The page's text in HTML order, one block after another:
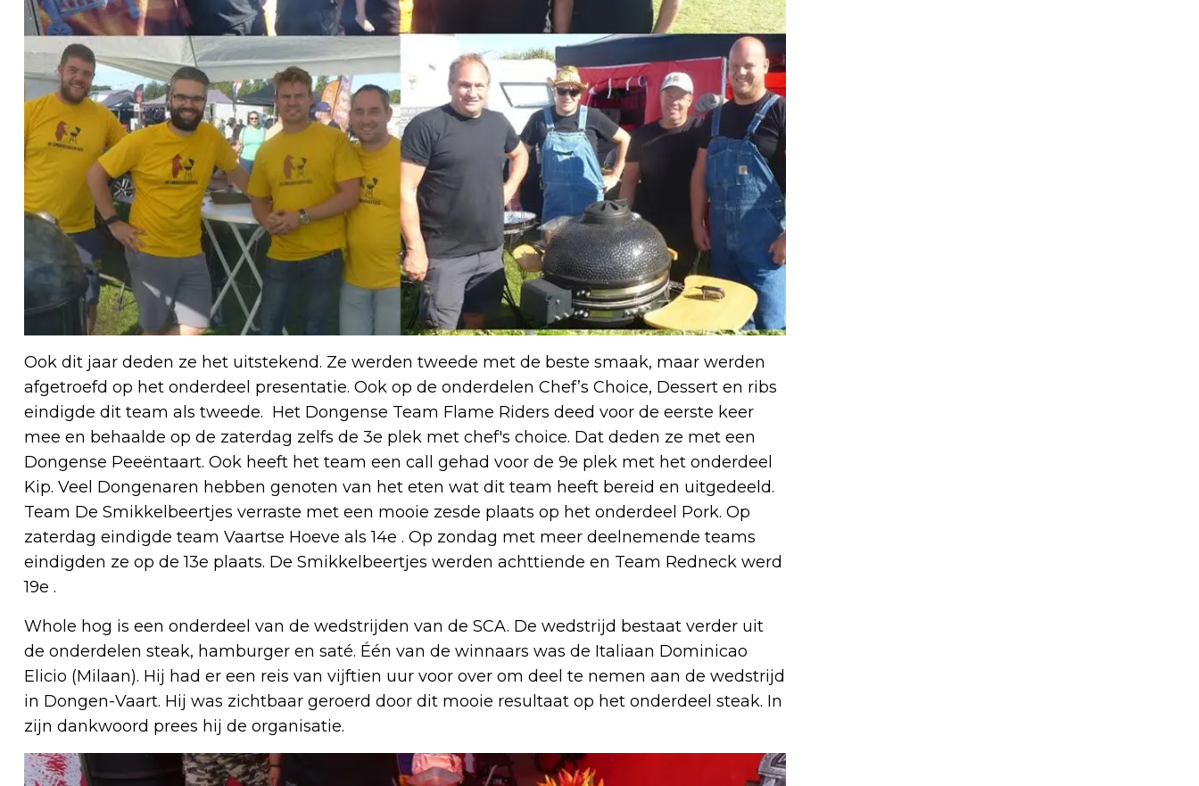
Ook dit jaar deden ze het uitstekend. Ze werden tweede met de beste smaak, maar werden
afgetroefd op het onderdeel presentatie. Ook op de onderdelen Chef’s Choice, Dessert en ribs
eindigde dit team als tweede. Het Dongense Team Flame Riders deed voor de eerste keer
mee en behaalde op de zaterdag zelfs de 3e plek met chef's choice. Dat deden ze met een
Dongense Peeëntaart. Ook heeft het team een call gehad voor de 9e plek met het onderdeel
Kip. Veel Dongenaren hebben genoten van het eten wat dit team heeft bereid en uitgedeeld.
Team De Smikkelbeertjes verraste met een mooie zesde plaats op het onderdeel Pork. Op
zaterdag eindigde team Vaartse Hoeve als 14e . Op zondag met meer deelnemende teams
eindigden ze op de 13e plaats. De Smikkelbeertjes werden achttiende en Team Redneck werd
19e .
Whole hog is een onderdeel van de wedstrijden van de SCA. De wedstrijd bestaat verder uit
de onderdelen steak, hamburger en saté. Één van de winnaars was de Italiaan Dominicao
Elicio (Milaan). Hij had er een reis van vijftien uur voor over om deel te nemen aan de wedstrijd
in Dongen-Vaart. Hij was zichtbaar geroerd door dit mooie resultaat op het onderdeel steak. In
zijn dankwoord prees hij de organisatie.